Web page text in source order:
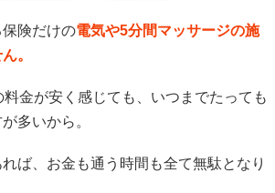
険だけの電気や5分間マッサージの施
。
金が安く感じても、いつまでたっても
多いから。
ば、お金も通う時間も全て無駄となり